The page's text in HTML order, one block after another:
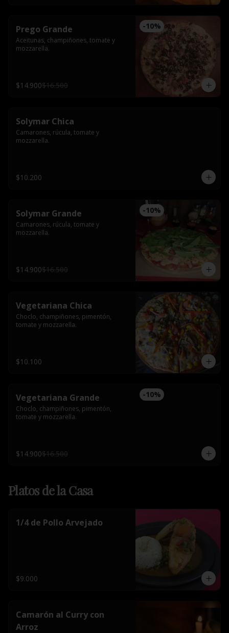
-10%
Prego Grande
Aceitunas, champiñones, tomate y
mozzarella.
$14.900$16.500
Solymar Chica
Camarones, rúcula, tomate y
mozzarella.
$10.200
-10%
Solymar Grande
Camarones, rúcula, tomate y
mozzarella.
$14.900$16.500
Vegetariana Chica
Choclo, champiñones, pimentón,
tomate y mozzarella.
$10.100
-10%
Vegetariana Grande
Choclo, champiñones, pimentón,
tomate y mozzarella.
$14.900$16.500
Platos de la Casa
1/4 de Pollo Arvejado
$9.000
Camarón al Curry con
Arroz